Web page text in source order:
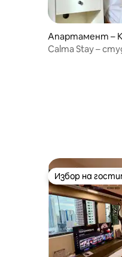
Апартамент –
и
Calma Stay –
Избор на
Избор на